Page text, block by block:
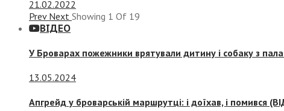
21.02.2022
Prev Next Showing 1 Of 19
ВІДЕО
У Броварах пожежники врятували дитину і собаку з
13.05.2024
Апгрейд у броварській маршрутці: і доїхав, і помився